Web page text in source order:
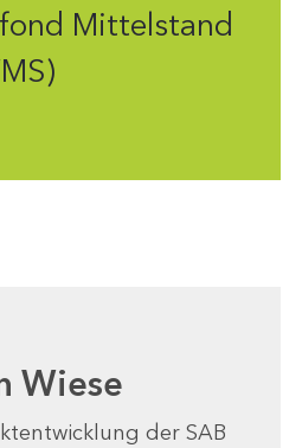
Mittelstand
Wiese
der SAB